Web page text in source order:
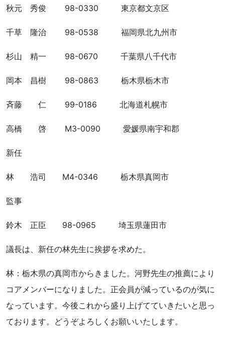
秋元 秀俊 98-0330 東京都文京区
千草 隆治 98-0538 福岡県北九州市
杉山 精一 98-0670 千葉県八千代市
岡本 昌樹 98-0863 栃木県栃木市
斉藤 仁 99-0186 北海道札幌市
高橋 啓 M3-0090 愛媛県南宇和郡
新任
林 浩司 M4-0346 栃木県真岡市
監事
鈴木 正臣 98-0965 埼玉県蓮田市
議長は、新任の林先生に挨拶を求めた。
林：栃木県の真岡市からきました。河野先生の推薦により
コアメンバーになりました。正会員が減っているのが気に
なっています。今後これから盛り上げてていきたいと思っ
ております。どうぞよろしくお願いいたします。